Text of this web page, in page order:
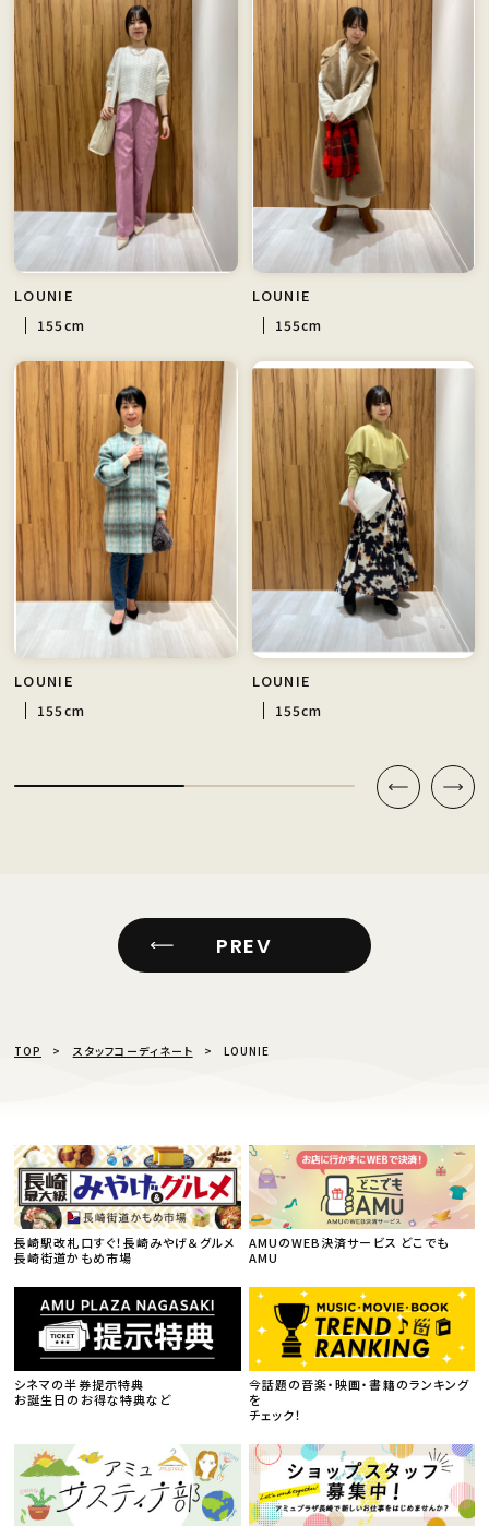
LOUNIE
155cm
LOUNIE
155cm
LOUNIE
155cm
LOUNIE
155cm
PREV
TOP スタッフコーディネート LOUNIE
長崎駅改札口すぐ！長崎みやげ＆グルメ
長崎街道かもめ市場
AMUのWEB決済サービス どこでも
AMU
シネマの半券提示特典
お誕生日のお得な特典など
今話題の音楽・映画・書籍のランキング
を
チェック！